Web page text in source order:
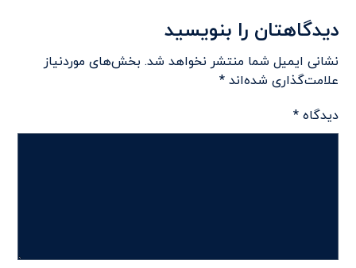
دیدگاهتان را بنویسید
نشانی ایمیل شما منتشر نخواهد شد. بخش‌های موردنیاز
علامت‌گذاری شده‌اند*
دیدگاه*